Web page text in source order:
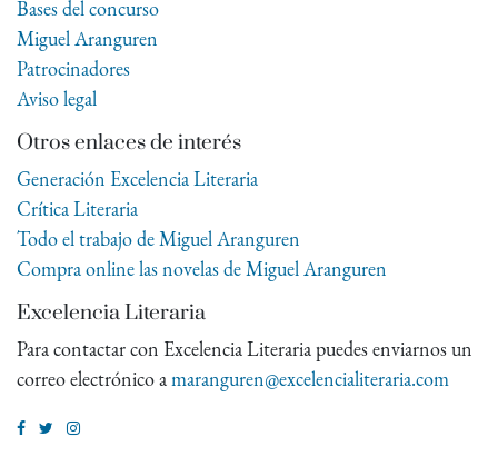
Bases del concurso
Miguel Aranguren
Patrocinadores
Aviso legal
Otros enlaces de interés
Generación Excelencia Literaria
Crítica Literaria
Todo el trabajo de Miguel Aranguren
Compra online las novelas de Miguel Aranguren
Excelencia Literaria
Para contactar con Excelencia Literaria puedes enviarnos un
correo electrónico amaranguren@excelencialiteraria.com